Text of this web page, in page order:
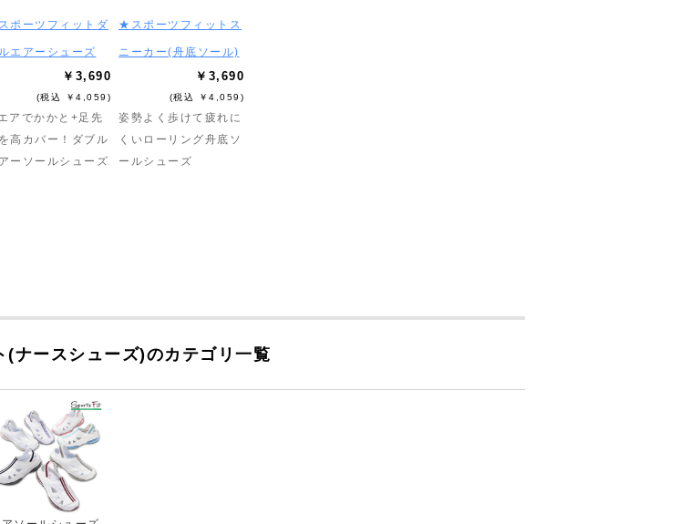
ポーツフィットダ
エアーシューズ
￥3,690
(税込 ￥4,059)
アでかかと+足先
高カバー！ダブル
ーソールシューズ
★スポーツフィットス
ニーカー(舟底ソール)
￥3,690
(税込 ￥4,059)
姿勢よく歩けて疲れに
くいローリング舟底ソ
ールシューズ
(ナースシューズ)のカテゴリ一覧